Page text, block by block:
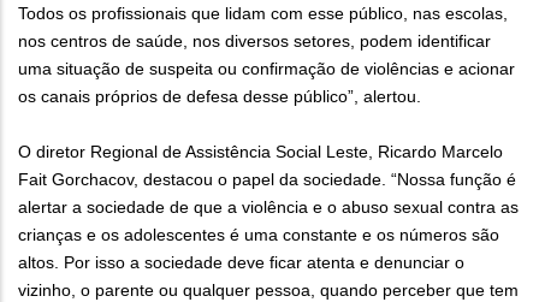
Todos os profissionais que lidam com esse público, nas escolas,
nos centros de saúde, nos diversos setores, podem identificar
uma situação de suspeita ou confirmação de violências e acionar
os canais próprios de defesa desse público”, alertou.
O diretor Regional de Assistência Social Leste, Ricardo Marcelo
Fait Gorchacov, destacou o papel da sociedade. “Nossa função é
alertar a sociedade de que a violência e o abuso sexual contra as
crianças e os adolescentes é uma constante e os números são
altos. Por isso a sociedade deve ficar atenta e denunciar o
vizinho, o parente ou qualquer pessoa, quando perceber que tem